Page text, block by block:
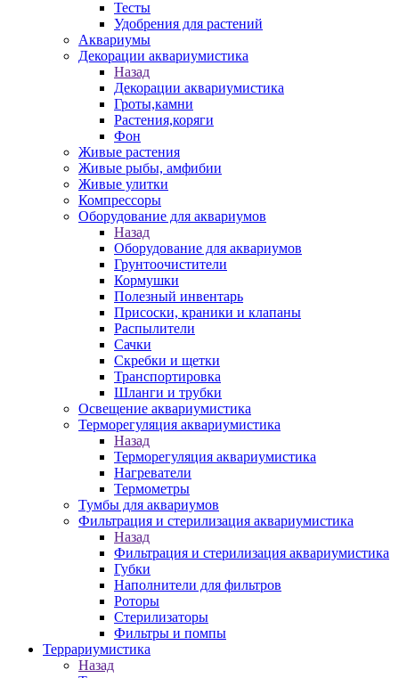
Тесты
Удобрения для растений
Аквариумы
Декорации аквариумистика
Назад
Декорации аквариумистика
Гроты,камни
Растения,коряги
Фон
Живые растения
Живые рыбы, амфибии
Живые улитки
Компрессоры
Оборудование для аквариумов
Назад
Оборудование для аквариумов
Грунтоочистители
Кормушки
Полезный инвентарь
Присоски, краники и клапаны
Распылители
Сачки
Скребки и щетки
Транспортировка
Шланги и трубки
Освещение аквариумистика
Терморегуляция аквариумистика
Назад
Терморегуляция аквариумистика
Нагреватели
Термометры
Тумбы для аквариумов
Фильтрация и стерилизация аквариумистика
Назад
Фильтрация и стерилизация аквариумистика
Губки
Наполнители для фильтров
Роторы
Стерилизаторы
Фильтры и помпы
Террариумистика
Назад